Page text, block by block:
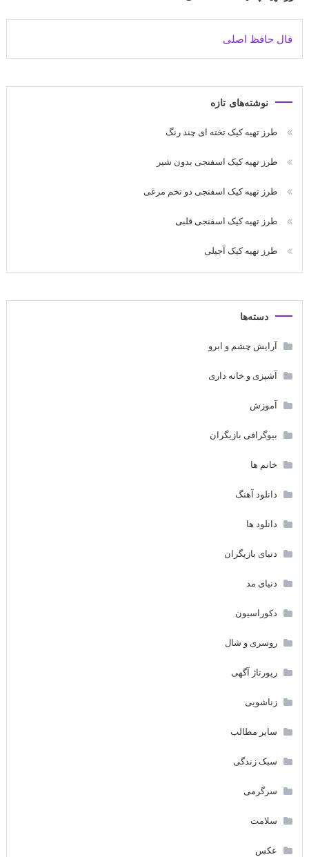
فال حافظ اصلی
نوشته‌های تازه
طرز تهیه کیک تخته ای چند رنگ
طرز تهیه کیک اسفنجی بدون شیر
طرز تهیه کیک اسفنجی دو تخم مرغی
طرز تهیه کیک اسفنجی قلبی
طرز تهیه کیک آجیلی
دسته‌ها
آرایش چشم و ابرو
آشپزی و خانه داری
آموزش
بیوگرافی بازیگران
خانم ها
دانلود آهنگ
دانلود ها
دنیای بازیگران
دنیای مد
دکوراسیون
روسری و شال
رپورتاژ آگهی
زناشویی
سایر مطالب
سبک زندگی
سرگرمی
سلامت
عکس